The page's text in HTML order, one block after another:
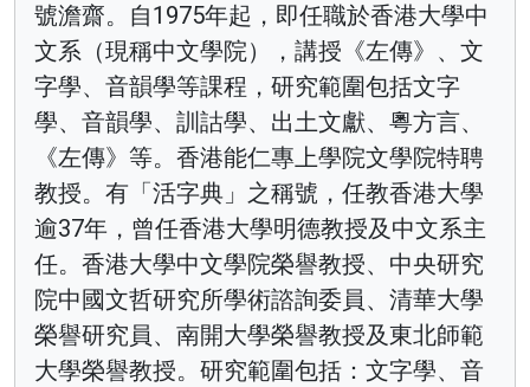
號澹齋。自1975年起，即任職於香港大學中
文系（現稱中文學院），講授《左傳》、文
字學、音韻學等課程，研究範圍包括文字
學、音韻學、訓詁學、出土文獻、粵方言、
《左傳》等。香港能仁專上學院文學院特聘
教授。有「活字典」之稱號，任教香港大學
逾37年，曾任香港大學明德教授及中文系主
任。香港大學中文學院榮譽教授、中央研究
院中國文哲研究所學術諮詢委員、清華大學
榮譽研究員、南開大學榮譽教授及東北師範
大學榮譽教授。研究範圍包括：文字學、音